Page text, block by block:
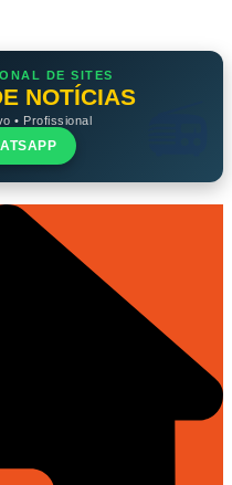
DE SITES
NOTÍCIAS
• Profissional